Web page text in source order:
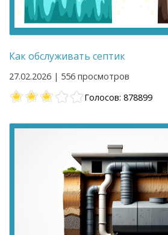
Как обслуживать септик
27.02.2026 | 556 просмотров
Голосов: 878899